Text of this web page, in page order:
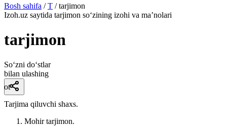
Bosh sahifa / T / tarjimon
Izoh.uz saytida tarjimon so‘zining izohi va ma’nolari
tarjimon
So‘zni do‘stlar
bilan ulashing
ot
Tarjima qiluvchi shaxs.
Mohir tarjimon.